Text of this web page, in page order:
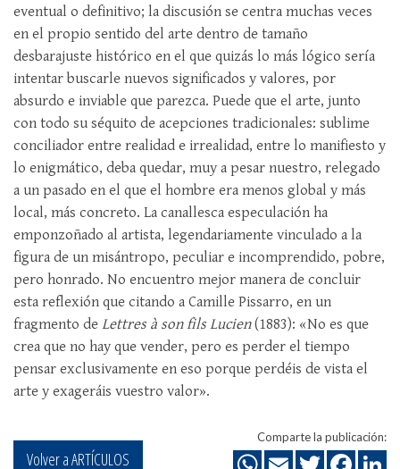
eventual o definitivo; la discusión se centra muchas veces
en el propio sentido del arte dentro de tamaño
desbarajuste histórico en el que quizás lo más lógico sería
intentar buscarle nuevos significados y valores, por
absurdo e inviable que parezca. Puede que el arte, junto
con todo su séquito de acepciones tradicionales: sublime
conciliador entre realidad e irrealidad, entre lo manifiesto y
lo enigmático, deba quedar, muy a pesar nuestro, relegado
a un pasado en el que el hombre era menos global y más
local, más concreto. La canallesca especulación ha
emponzoñado al artista, legendariamente vinculado a la
figura de un misántropo, peculiar e incomprendido, pobre,
pero honrado. No encuentro mejor manera de concluir
esta reflexión que citando a Camille Pissarro, en un
fragmento de Lettres à son fils Lucien(1883): «No es que
crea que no hay que vender, pero es perder el tiempo
pensar exclusivamente en eso porque perdéis de vista el
arte y exageráis vuestro valor».
Volver a ARTÍCULOS
Comparte la publicación: